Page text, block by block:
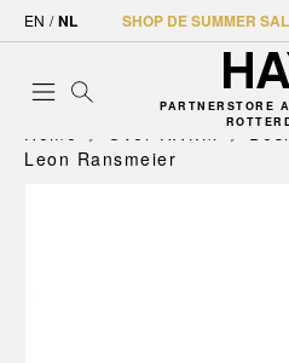
EN / NL SHOP DE SUMMER
PARTNERSTORE
Home Over HAY.nl
Leon Ransmeier